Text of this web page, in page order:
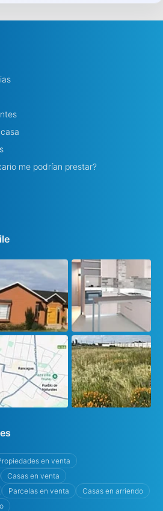
me podrían prestar?
en venta
Casas en venta
Parcelas en venta
Casas en arriendo